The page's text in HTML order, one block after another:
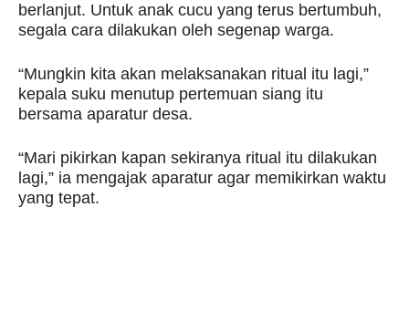
berlanjut. Untuk anak cucu yang terus bertumbuh,
segala cara dilakukan oleh segenap warga.
“Mungkin kita akan melaksanakan ritual itu lagi,”
kepala suku menutup pertemuan siang itu
bersama aparatur desa.
“Mari pikirkan kapan sekiranya ritual itu dilakukan
lagi,” ia mengajak aparatur agar memikirkan waktu
yang tepat.